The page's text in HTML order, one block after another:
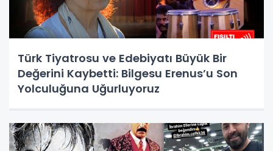
Türk Tiyatrosu ve Edebiyatı Büyük Bir
Değerini Kaybetti: Bilgesu Erenus’u Son
Yolculuğuna Uğurluyoruz